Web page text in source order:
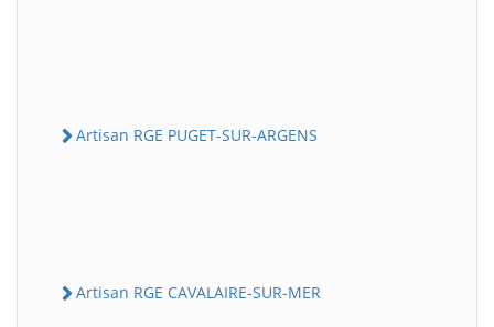
Artisan RGE PUGET-SUR-ARGENS
Artisan RGE CAVALAIRE-SUR-MER